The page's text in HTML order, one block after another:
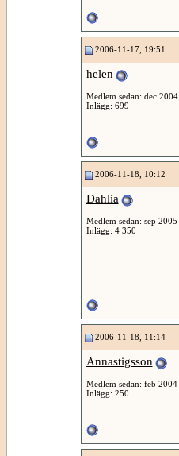
2006-11-17, 19:51
helen
Medlem sedan: dec 2004
Inlägg: 699
2006-11-18, 10:12
Dahlia
Medlem sedan: sep 2005
Inlägg: 4 350
2006-11-18, 11:14
Annastigsson
Medlem sedan: feb 2004
Inlägg: 250